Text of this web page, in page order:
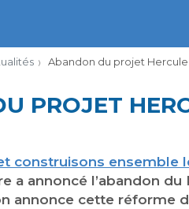
Abandon du projet Hercule
PROJET
construisons ensemble
a annoncé l’abandon
annonce cette réforme